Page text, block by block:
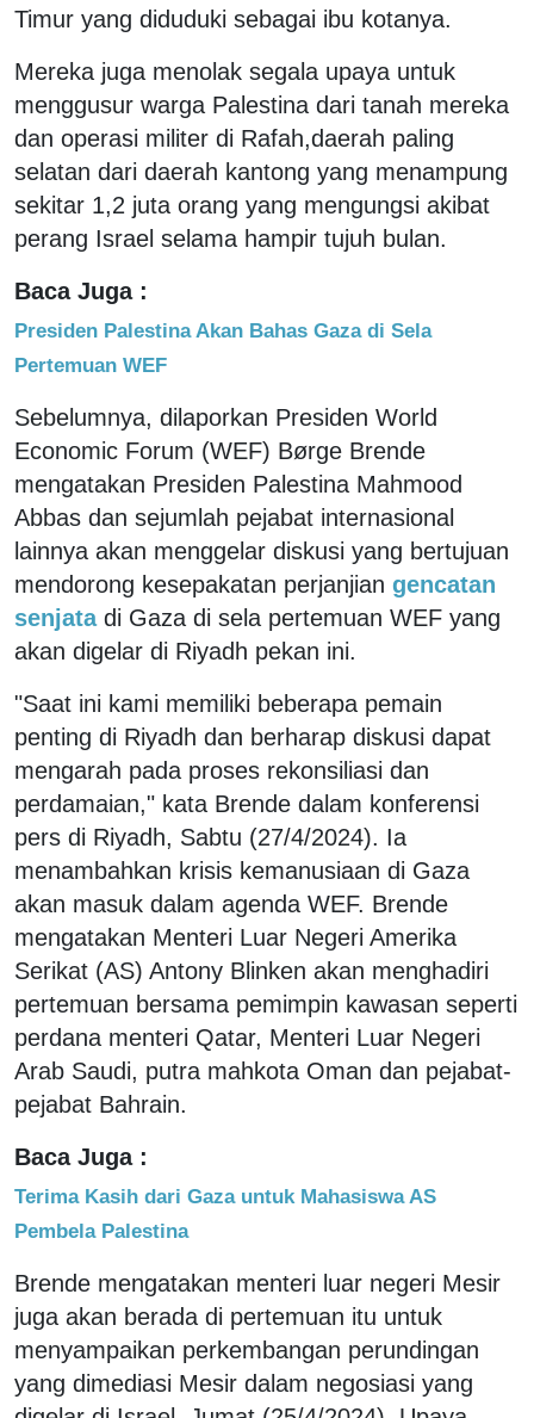
Timur yang diduduki sebagai ibu kotanya.
Mereka juga menolak segala upaya untuk
menggusur warga Palestina dari tanah mereka
dan operasi militer di Rafah,daerah paling
selatan dari daerah kantong yang menampung
sekitar 1,2 juta orang yang mengungsi akibat
perang Israel selama hampir tujuh bulan.
Baca Juga :
Presiden Palestina Akan Bahas Gaza di Sela
Pertemuan WEF
Sebelumnya, dilaporkan Presiden World
Economic Forum (WEF) Børge Brende
mengatakan Presiden Palestina Mahmood
Abbas dan sejumlah pejabat internasional
lainnya akan menggelar diskusi yang bertujuan
mendorong kesepakatan perjanjian gencatan
senjata di Gaza di sela pertemuan WEF yang
akan digelar di Riyadh pekan ini.
"Saat ini kami memiliki beberapa pemain
penting di Riyadh dan berharap diskusi dapat
mengarah pada proses rekonsiliasi dan
perdamaian," kata Brende dalam konferensi
pers di Riyadh, Sabtu (27/4/2024). Ia
menambahkan krisis kemanusiaan di Gaza
akan masuk dalam agenda WEF. Brende
mengatakan Menteri Luar Negeri Amerika
Serikat (AS) Antony Blinken akan menghadiri
pertemuan bersama pemimpin kawasan seperti
perdana menteri Qatar, Menteri Luar Negeri
Arab Saudi, putra mahkota Oman dan pejabat-
pejabat Bahrain.
Baca Juga :
Terima Kasih dari Gaza untuk Mahasiswa AS
Pembela Palestina
Brende mengatakan menteri luar negeri Mesir
juga akan berada di pertemuan itu untuk
menyampaikan perkembangan perundingan
yang dimediasi Mesir dalam negosiasi yang